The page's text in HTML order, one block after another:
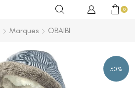
0
Marques OBAIBI
30%